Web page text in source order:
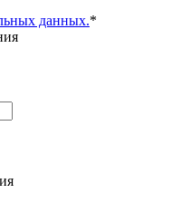
данных.*